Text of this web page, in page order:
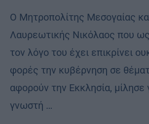
Ο Μητροπολίτης Μεσογαίας
Λαυρεωτικής Νικόλαος που
τον λόγο του έχει επικρίνει
φορές την κυβέρνηση σε
αφορούν την Εκκλησία, μίλησε
γνωστή …